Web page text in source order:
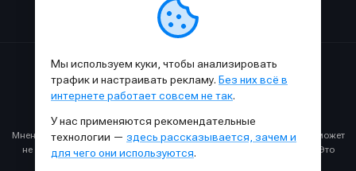
Правила общения в Телеграм-чате
Сделано с к в SAMESOUND© 2015-2026.
Использование материалов SAMESOUND разрешено только с
Все права на картинки и тексты принадлежат их авторам.
Мнение авторов может не совпадать с мнением редакции, которое может
не совпадать с вашим мнением и меняться с течением времени. Это
Мы используем куки, чтобы анализировать
трафик и настраивать рекламу. Без них всё в
интернете работает совсем не так.
У нас применяются рекомендательные
технологии — здесь рассказывается, зачем и
для чего они используются.